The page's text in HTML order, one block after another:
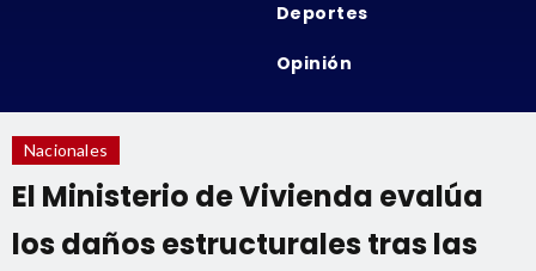
Deportes
Opinión
Nacionales
El Ministerio de Vivienda evalúa
los daños estructurales tras las